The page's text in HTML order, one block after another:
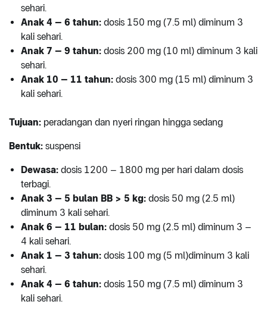
sehari.
Anak 4 – 6 tahun: dosis 150 mg (7.5 ml) diminum 3
kali sehari.
Anak 7 – 9 tahun: dosis 200 mg (10 ml) diminum 3 kali
sehari.
Anak 10 – 11 tahun: dosis 300 mg (15 ml) diminum 3
kali sehari.
Tujuan: peradangan dan nyeri ringan hingga sedang
Bentuk: suspensi
Dewasa: dosis 1200 – 1800 mg per hari dalam dosis
terbagi.
Anak 3 – 5 bulan BB > 5 kg: dosis 50 mg (2.5 ml)
diminum 3 kali sehari.
Anak 6 – 11 bulan: dosis 50 mg (2.5 ml) diminum 3 –
4 kali sehari.
Anak 1 – 3 tahun: dosis 100 mg (5 ml)diminum 3 kali
sehari.
Anak 4 – 6 tahun: dosis 150 mg (7.5 ml) diminum 3
kali sehari.